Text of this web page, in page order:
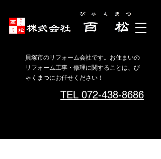
貝塚市のリフォーム会社です。お住まいの
リフォーム工事・修理に関することは、び
ゃくまつにお任せください！
TEL 072-438-8686